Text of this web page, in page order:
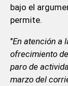
bajo el
permite.
"En atención a
ofrecimiento
paro de
marzo del